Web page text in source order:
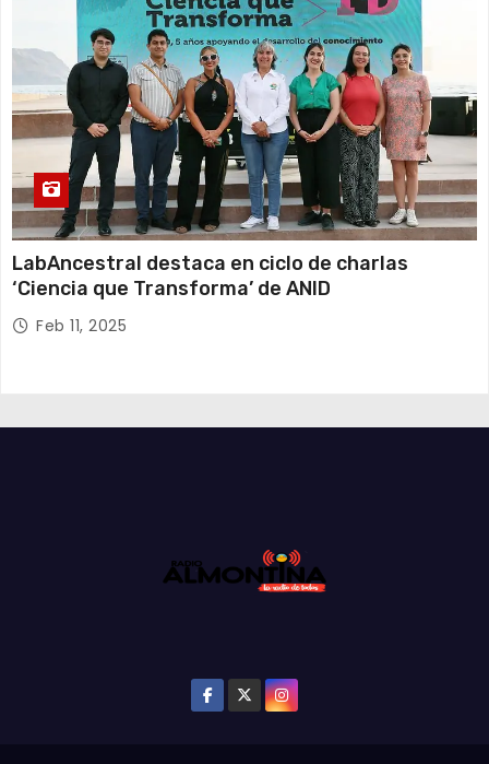
LabAncestral destaca en ciclo de charlas
‘Ciencia que Transforma’ de ANID
Feb 11, 2025